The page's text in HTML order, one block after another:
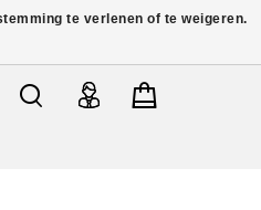
te verlenen of te weigeren.